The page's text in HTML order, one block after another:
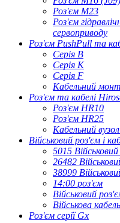
Роз'єм M23
Роз'єм
сервоприводу
Роз'єм PushPull та
Серія B
Серія К
Серія F
Кабельний
Роз'єм та кабелі
Роз'єм HR10
Роз'єм HR25
Кабельний
Військовий роз'єм і
5015
26482
38999
14:00 роз'єм
Військовий
Військова
Роз'єм серії Gx